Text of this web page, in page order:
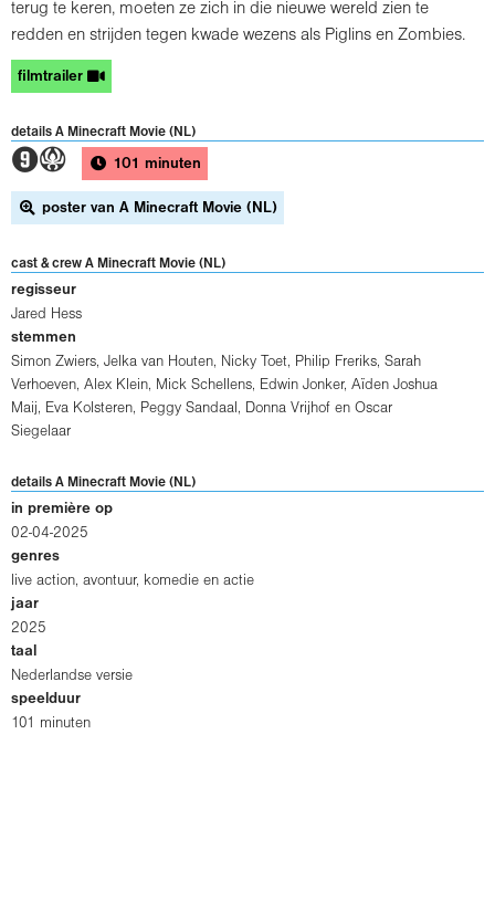
terug te keren, moeten ze zich in die nieuwe wereld zien te
redden en strijden tegen kwade wezens als Piglins en Zombies.
filmtrailer
details A Minecraft Movie (NL)
3A 101 minuten
poster van A Minecraft Movie (NL)
cast & crew A Minecraft Movie (NL)
regisseur
Jared Hess
stemmen
Simon Zwiers, Jelka van Houten, Nicky Toet, Philip Freriks, Sarah
Verhoeven, Alex Klein, Mick Schellens, Edwin Jonker, Aïden Joshua
Maij, Eva Kolsteren, Peggy Sandaal, Donna Vrijhof en Oscar
Siegelaar
details A Minecraft Movie (NL)
in première op
02-04-2025
genres
live action, avontuur, komedie en actie
jaar
2025
taal
Nederlandse versie
speelduur
101 minuten